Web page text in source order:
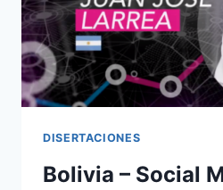
DISERTACIONES
Bolivia – Social